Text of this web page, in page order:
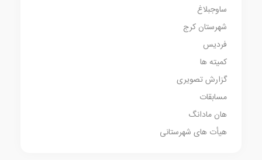
ساوجبلاغ
شهرستان کرج
فردیس
کمیته ها
گزارش تصویری
مسابقات
هان مادانگ
هیأت های شهرستانی